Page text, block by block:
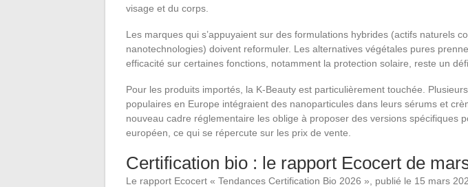
visage et du corps.
Les marques qui s’appuyaient sur des formulations hybrides (actifs naturels
nanotechnologies) doivent reformuler. Les alternatives végétales pures
efficacité sur certaines fonctions, notamment la protection solaire, reste un
Pour les produits importés, la K-Beauty est particulièrement touchée.
populaires en Europe intégraient des nanoparticules dans leurs sérums et
nouveau cadre réglementaire les oblige à proposer des versions spécifiques
européen, ce qui se répercute sur les prix de vente.
Certification bio : le rapport Ecocert de
Le rapport Ecocert « Tendances Certification Bio 2026 », publié le 15 mars